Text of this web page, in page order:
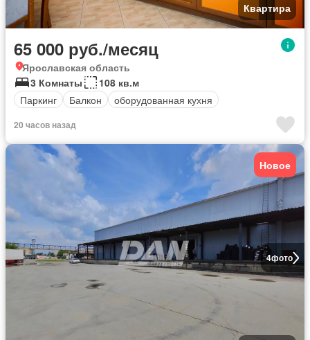
Квартира
65 000 руб./месяц
Ярославская область
3 Комнаты
108 кв.м
Паркинг
Балкон оборудованная кухня
20 часов назад
4фото
Новое